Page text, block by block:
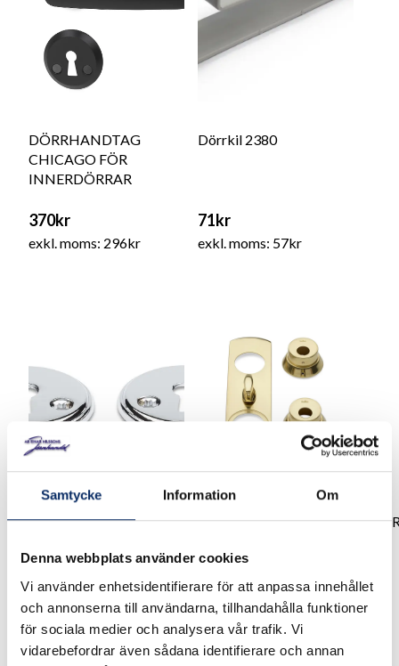
Samtycke Information Om
Denna webbplats använder cookies
Vi använder enhetsidentifierare för att anpassa innehållet
och annonserna till användarna, tillhandahålla funktioner
för sociala medier och analysera vår trafik. Vi
vidarebefordrar även sådana identifierare och annan
DÖRRHANDTAG
CHICAGO FÖR
INNERDÖRRAR
370kr
exkl. moms: 296kr
Dörrkil 2380
71kr
exkl. moms: 57kr
Nyckelskylt Alicante
68kr
exkl. moms: 54kr
VREDSKYLT/
975kr
exkl. moms: 780kr